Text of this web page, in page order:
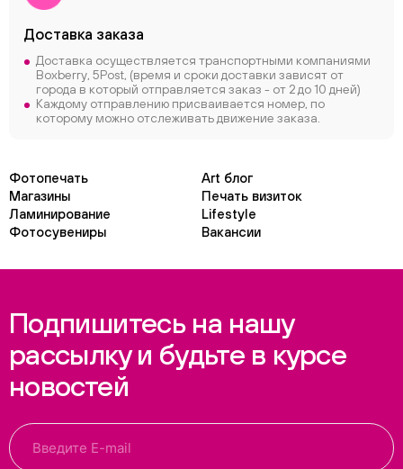
Доставка заказа
Доставка осуществляется транспортными компаниями
Boxberry, 5Post, (время и сроки доставки зависят от
города в который отправляется заказ - от 2 до 10 дней)
Каждому отправлению присваивается номер, по
которому можно отслеживать движение заказа.
Фотопечать
Art блог
Магазины
Печать визиток
Ламинирование
Lifestyle
Фотосувениры
Вакансии
Подпишитесь на нашу
рассылку и будьте в курсе
новостей